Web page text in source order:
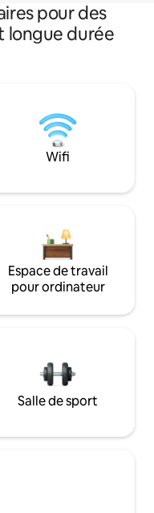
pour des
longue durée
Wifi
Espace de travail
pour ordinateur
Salle de sport